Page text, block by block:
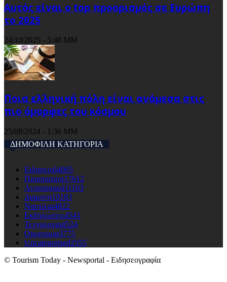
Αυτός είναι ο top προορισμός σε Ευρώπη
το 2025
24/10/2025 - 5:48 ΜΜ
Ποια ελληνική πόλη είναι ανάμεσα στις
πιο όμορφες του κόσμου
25/08/2024 - 1:36 ΜΜ
ΔΗΜΟΦΙΛΗ ΚΑΤΗΓΟΡΙΑ
Ειδησεις64005
Προορισμοι17612
Αεροπορικά11103
Διαμονη10183
Ναυτιλια4822
Εκδηλώσεις4541
Τεχνολογια4524
Οικονομια3775
Uncategorised2555
© Tourism Today - Newsportal - Ειδησεογραφία